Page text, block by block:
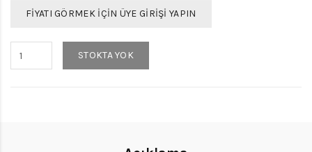
FIYATI GÖRMEK İÇIN ÜYE GIRIŞI YAPIN
STOKTA YOK